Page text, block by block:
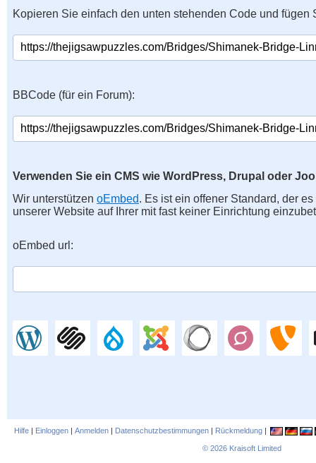
Kopieren Sie einfach den unten stehenden Code und fügen
BBCode (für ein Forum):
Verwenden Sie ein CMS wie WordPress, Drupal oder
Wir unterstützen oEmbed. Es ist ein offener Standard, der
unserer Website auf Ihrer mit fast keiner Einrichtung
oEmbed url:
Hilfe | Einloggen | Anmelden | Datenschutzbestimmungen | Rückmeldung |
© 2026 Kraisoft Limited